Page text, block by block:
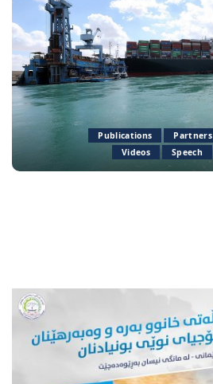
Partners
Publications
Speech
Videos